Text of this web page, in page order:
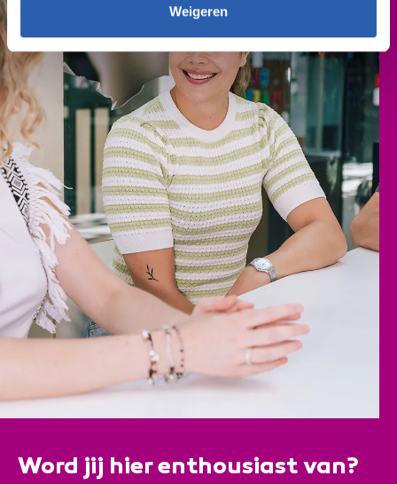
Weigeren
Word jij hier enthousiast van?